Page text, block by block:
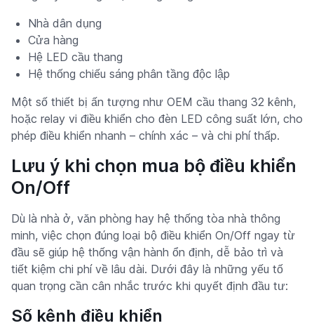
Nhà dân dụng
Cửa hàng
Hệ LED cầu thang
Hệ thống chiếu sáng phân tầng độc lập
Một số thiết bị ấn tượng như OEM cầu thang 32 kênh,
hoặc relay vi điều khiển cho đèn LED công suất lớn, cho
phép điều khiển nhanh – chính xác – và chi phí thấp.
Lưu ý khi chọn mua bộ điều khiển
On/Off
Dù là nhà ở, văn phòng hay hệ thống tòa nhà thông
minh, việc chọn đúng loại bộ điều khiển On/Off ngay từ
đầu sẽ giúp hệ thống vận hành ổn định, dễ bảo trì và
tiết kiệm chi phí về lâu dài. Dưới đây là những yếu tố
quan trọng cần cân nhắc trước khi quyết định đầu tư:
Số kênh điều khiển